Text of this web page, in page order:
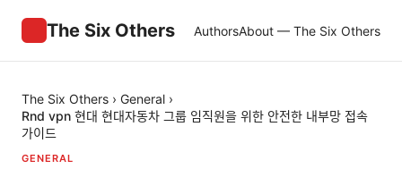
The Six Others AuthorsAbout — The Six Others
The Six Others › General ›
Rnd vpn 현대 현대자동차 그룹 임직원을 위한 안전한 내부망 접속
가이드
GENERAL